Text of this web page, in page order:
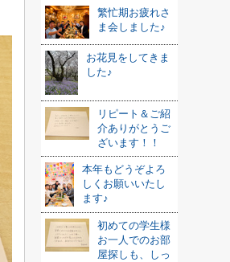
繁忙期お疲れさ
ま会しました♪
お花見をしてきま
した♪
リピート＆ご紹
介ありがとうご
ざいます！！
本年もどうぞよろ
しくお願いいたし
ます♪
初めての学生様
お一人でのお部
屋探しも、しっ